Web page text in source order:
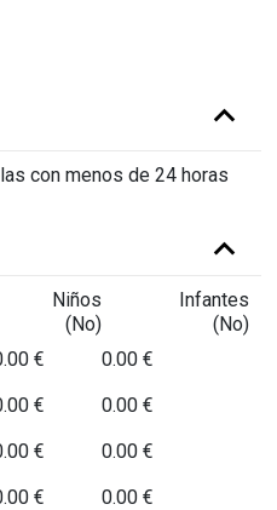
vegetariano con
de mango y piña tostada y
con menos de 24 horas
Niños
(No)
Infantes
(No)
€ 0.00 €
€ 0.00 €
€ 0.00 €
€ 0.00 €